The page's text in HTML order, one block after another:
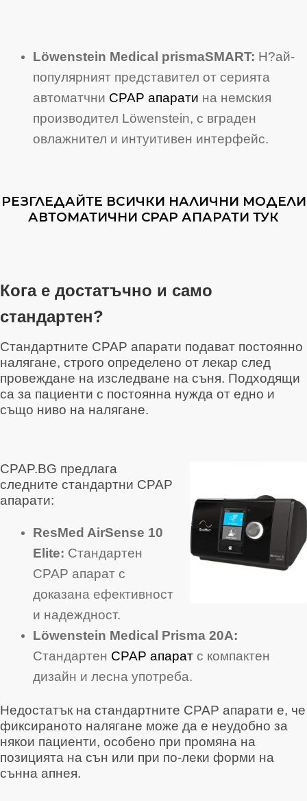
Löwenstein Medical prismaSMART: Н?ай-
популярният представител от серията
автоматчни CPAP апарати на немския
производител Löwenstein, с вграден
овлажнител и интуитивен интерфейс.
РЕЗГЛЕДАЙТЕ ВСИЧКИ НАЛИЧНИ МОДЕЛИ
АВТОМАТИЧНИ CPAP АПАРАТИ ТУК
Кога е достатъчно и само
стандартен?
Стандартните CPAP апарати подават постоянно
налягане, строго определено от лекар след
провеждане на изследване на съня. Подходящи
са за пациенти с постоянна нужда от едно и
също ниво на налягане.
CPAP.BG предлага
следните стандартни CPAP
апарати:
ResMed AirSense 10
Elite: Стандартен
CPAP апарат с
доказана ефективност
и надеждност.
Löwenstein Medical Prisma 20A:
Стандартен CPAP апарат с компактен
дизайн и лесна употреба.
Недостатък на стандартните CPAP апарати е, че
фиксираното налягане може да е неудобно за
някои пациенти, особено при промяна на
позицията на сън или при по-леки форми на
сънна апнея.